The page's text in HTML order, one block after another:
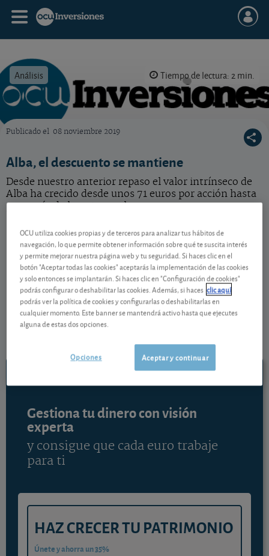
Análisis Tiempo de lectura: 2 min.
Publicado el 08 noviembre 2019
Alba, el descuento se mantiene
Desde nuestro anterior repaso el valor intrínseco de
Alba ha crecido desde unos 71 euros por acción hasta
poco más de los 74 actuales.
Incluyendo la revalorización de la cotización y el
pago de dividendos (2,19% al precio actual), la acción
de la Corporación Financiera Alba ofrece un
rendimiento en euros del 9,5% en el último año y del
4,25% de media anual en los últimos cinco años. Vea
el análisis y el consejo de los analistas de OCU
Inversiones para este valor.
Contenido reservado a SOCIOS
Gestiona tu dinero con visión
experta
y consigue que cada euro trabaje
para ti
HAZ CRECER TU PATRIMONIO
Únete y ahorra un 35%
OCU utiliza cookies propias y de terceros para analizar tus hábitos de
navegación, lo que permite obtener información sobre qué te suscita interés
y permite mejorar nuestra página web y tu seguridad. Si haces clic en el
botón "Aceptar todas las cookies" aceptarás la implementación de las cookies
y solo entonces se implantarán. Si haces clic en "Configuración de cookies"
podrás configurar o deshabilitar las cookies. Además, si haces clic aquí
podrás ver la política de cookies y configurarlas o deshabilitarlas en
cualquier momento. Este banner se mantendrá activo hasta que ejecutes
alguna de estas dos opciones.
Aceptar y continuar
Opciones